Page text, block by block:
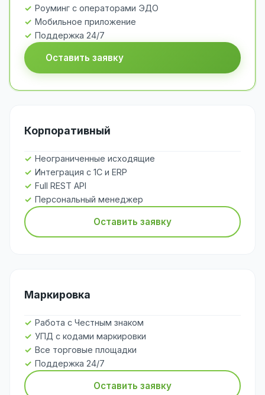
Роуминг с операторами ЭДО
Мобильное приложение
Поддержка 24/7
Оставить заявку
Корпоративный
Неограниченные исходящие
Интеграция с 1С и ERP
Full REST API
Персональный менеджер
Оставить заявку
Маркировка
Работа с Честным знаком
УПД с кодами маркировки
Все торговые площадки
Поддержка 24/7
Оставить заявку